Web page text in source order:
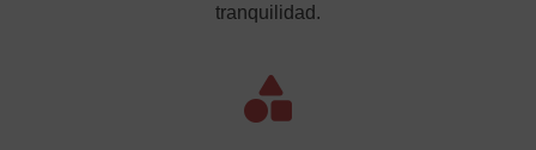
tranquilidad.